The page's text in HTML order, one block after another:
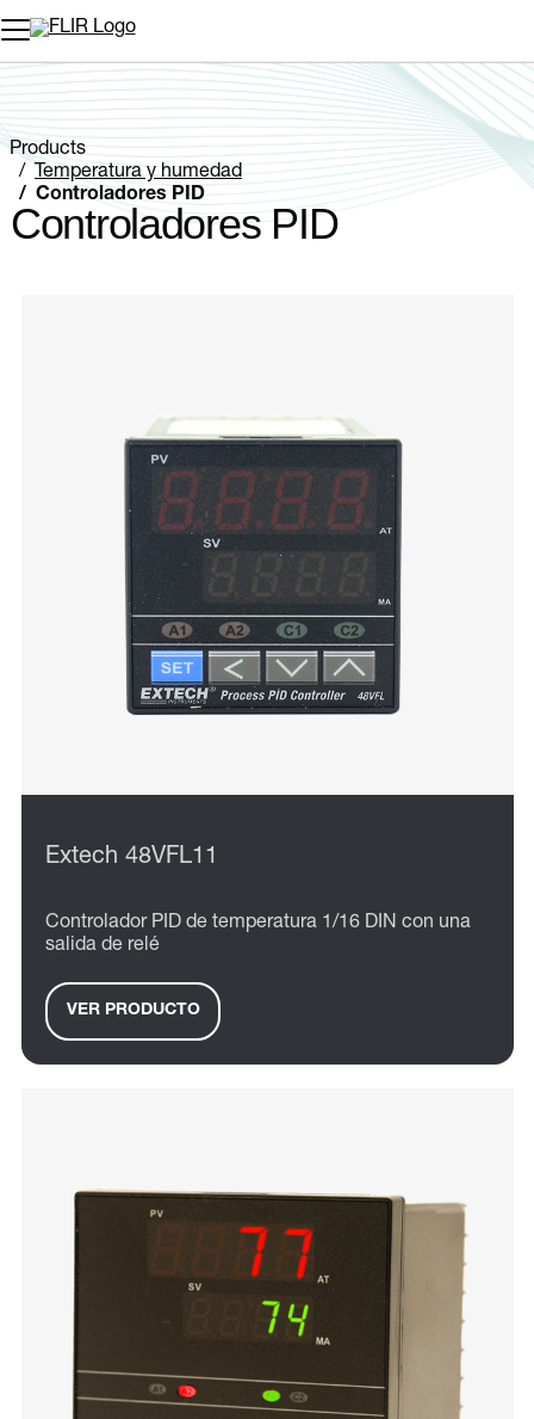
Products
Temperatura y humedad
Controladores PID
Controladores PID
Extech 48VFL11
Controlador PID de temperatura 1/16 DIN con una
salida de relé
VER PRODUCTO